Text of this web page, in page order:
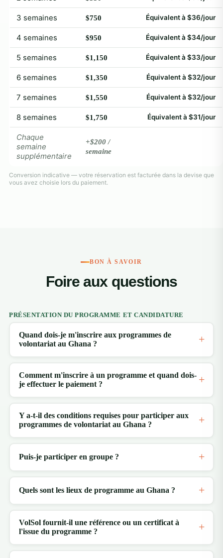
3 semaines $750 Équivalent à $36/jour
4 semaines $950 Équivalent à $34/jour
5 semaines $1,150 Équivalent à $33/jour
6 semaines $1,350 Équivalent à $32/jour
7 semaines $1,550 Équivalent à $32/jour
8 semaines $1,750 Équivalent à $31/jour
Chaque
semaine
supplémentaire
+$200 /
semaine
Conversion indicative — votre réservation est facturée dans la devise que
vous avez choisie lors du paiement.
BON À SAVOIR
Foire aux questions
PRÉSENTATION DU PROGRAMME ET CANDIDATURE
Quand dois-je m'inscrire aux programmes de
volontariat au Ghana ?
Comment m'inscrire à un programme et quand dois-
je effectuer le paiement ?
Y a-t-il des conditions requises pour participer aux
programmes de volontariat au Ghana ?
Puis-je participer en groupe ?
Quels sont les lieux de programme au Ghana ?
VolSol fournit-il une référence ou un certificat à
l'issue du programme ?